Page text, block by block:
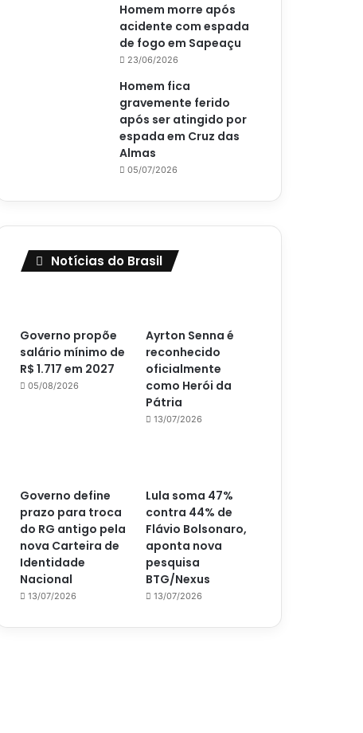
Homem morre após
acidente com espada
de fogo em Sapeaçu
23/06/2026
Homem fica
gravemente ferido
após ser atingido por
espada em Cruz das
Almas
05/07/2026
Notícias do Brasil
Governo propõe
salário mínimo de
R$ 1.717 em 2027
05/08/2026
Ayrton Senna é
reconhecido
oficialmente
como Herói da
Pátria
13/07/2026
Governo define
prazo para troca
do RG antigo pela
nova Carteira de
Identidade
Nacional
13/07/2026
Lula soma 47%
contra 44% de
Flávio Bolsonaro,
aponta nova
pesquisa
BTG/Nexus
13/07/2026